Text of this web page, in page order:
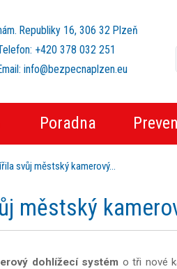
Republiky 16, 306 32 Plzeň
+420 378 032 251
info@bezpecnaplzen.eu
Poradna
svůj městský kamerový…
městský
dohlížecí systém o tři nové